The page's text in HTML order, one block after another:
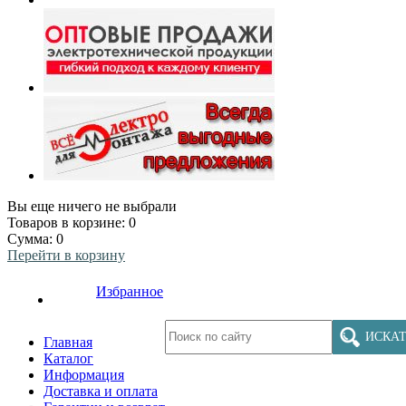
Вы еще ничего не выбрали
Товаров в корзине: 0
Сумма: 0
Перейти в корзину
Избранное
Главная
Каталог
Информация
Доставка и оплата